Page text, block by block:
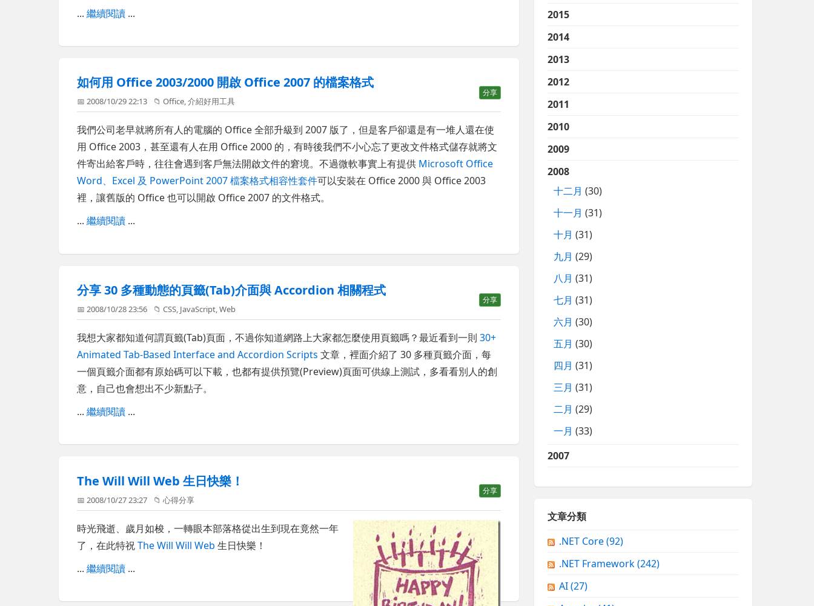
...繼續閱讀 ...
如何用 Office 2003/2000 開啟 Office 2007 的檔案格式
分享
📅 2008/10/29 22:13 📁Office,介紹好用工具
我們公司老早就將所有人的電腦的 Office 全部升級到 2007 版了，但是客戶卻還是有一堆人還在使
用 Office 2003，甚至還有人在用 Office 2000 的，有時後我們不小心忘了更改文件格式儲存就將文
件寄出給客戶時，往往會遇到客戶無法開啟文件的窘境。不過微軟事實上有提供 Microsoft Office
Word、Excel 及 PowerPoint 2007 檔案格式相容性套件可以安裝在 Office 2000 與 Office 2003
裡，讓舊版的 Office 也可以開啟 Office 2007 的文件格式。
...繼續閱讀 ...
分享 30 多種動態的頁籤(Tab)介面與 Accordion 相關程式
分享
📅 2008/10/28 23:56 📁CSS, JavaScript,Web
我想大家都知道何謂頁籤(Tab)頁面，不過你知道網路上大家都怎麼使用頁籤嗎？最近看到一則30+
Animated Tab-Based Interface and Accordion Scripts 文章，裡面介紹了 30 多種頁籤介面，每
一個頁籤介面都有原始碼可以下載，也都有提供預覽(Preview)頁面可供線上測試，多看看別人的創
意，自己也會想出不少新點子。
...繼續閱讀 ...
The Will Will Web 生日快樂！
分享
📅 2008/10/27 23:27 📁心得分享
時光飛逝、歲月如梭，一轉眼本部落格從出生到現在竟然一年
了，在此特祝The Will Will Web 生日快樂！
...繼續閱讀 ...
2015
2014
2013
2012
2011
2010
2009
2008
十二月 (30)
十一月 (31)
十月 (31)
九月 (29)
八月 (31)
七月 (31)
六月 (30)
五月 (30)
四月 (31)
三月 (31)
二月 (29)
一月 (33)
2007
文章分類
.NET Core(92)
.NET Framework(242)
AI(27)